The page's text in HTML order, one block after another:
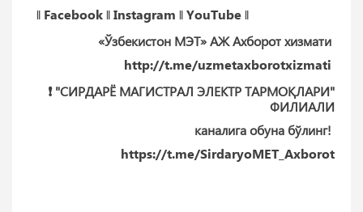
‖ Facebook‖Instagram ‖YouTube‖
«Ўзбекистон МЭТ» АЖ Ахборот хизмати
http://t.me/uzmetaxborotxizmati
❗️ "СИРДАРЁ МАГИСТРАЛ ЭЛEКТР ТАРМОҚЛАРИ"
ФИЛИАЛИ
каналига обуна бўлинг!
https://t.me/SirdaryoMET_Axborot